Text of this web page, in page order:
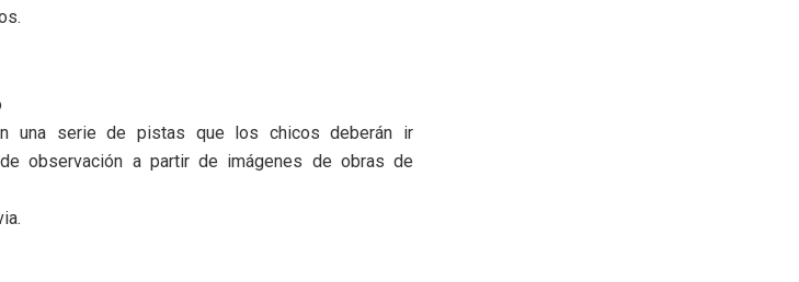
una serie de pistas que los chicos deberán ir
observación a partir de imágenes de obras de